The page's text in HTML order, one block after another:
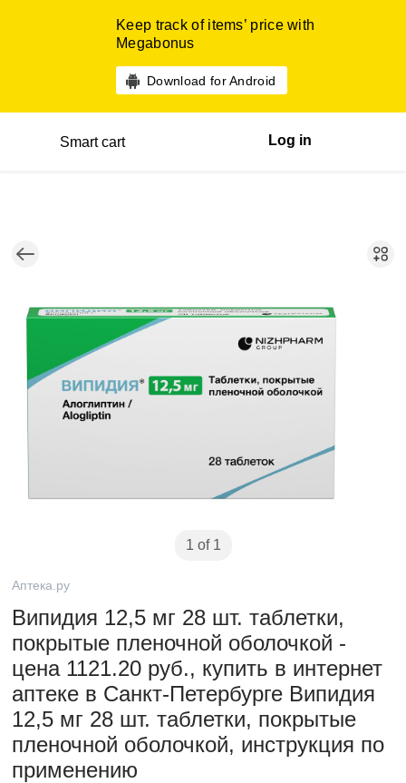
Keep track of items’ price with
Megabonus
Download for Android
Smart cart Log in
1 of 1
Аптека.ру
Випидия 12,5 мг 28 шт. таблетки,
покрытые пленочной оболочкой -
цена 1121.20 руб., купить в интернет
аптеке в Санкт-Петербурге Випидия
12,5 мг 28 шт. таблетки, покрытые
пленочной оболочкой, инструкция по
применению